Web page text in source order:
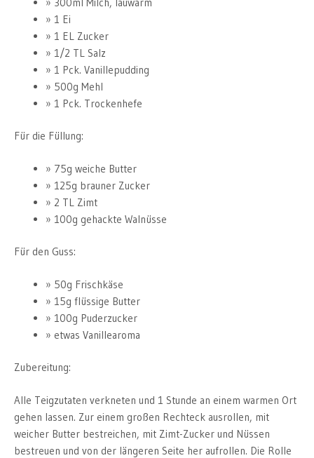
1 Ei
1 EL Zucker
1/2 TL Salz
1 Pck. Vanillepudding
500g Mehl
1 Pck. Trockenhefe
Für die Füllung:
75g weiche Butter
125g brauner Zucker
2 TL Zimt
100g gehackte Walnüsse
Für den Guss:
50g Frischkäse
15g flüssige Butter
100g Puderzucker
etwas Vanillearoma
Zubereitung:
Alle Teigzutaten verkneten und 1 Stunde an einem warmen Ort
gehen lassen. Zur einem großen Rechteck ausrollen, mit
weicher Butter bestreichen, mit Zimt-Zucker und Nüssen
bestreuen und von der längeren Seite her aufrollen. Die Rolle